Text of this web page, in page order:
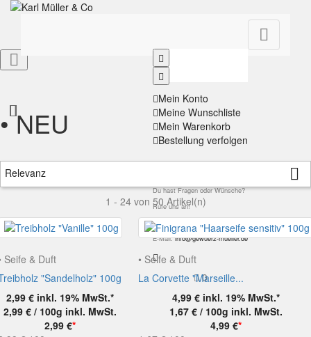

Mein Konto
Meine Wunschliste
Mein Warenkorb
Bestellung verfolgen
Kontakt
Du hast Fragen oder Wünsche?
Rufe uns an!
Tel: 0611 - 300713
E-Mail:info@gewuerz-mueller.de
0

• NEU
Relevanz 
1 - 24 von 50 Artikel(n)
Seife & Duft
"Sandelholz" 100g
2,99 € inkl. 19% MwSt.*
2,99 € / 100g inkl. MwSt.
2,99 €*
• Seife & Duft
La Corvette "Marseille...
4,99 € inkl. 19% MwSt.*
1,67 € / 100g inkl. MwSt.
4,99 €*